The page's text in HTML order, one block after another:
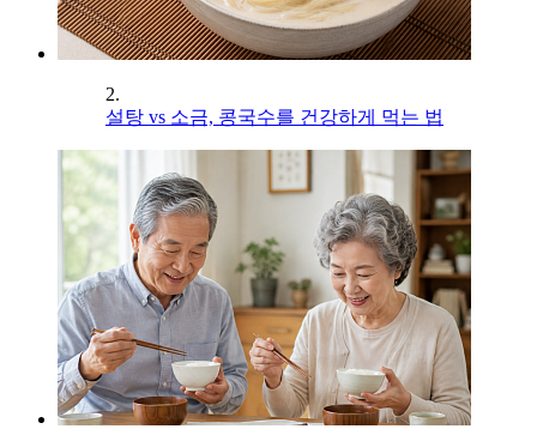
2.
설탕 vs 소금, 콩국수를 건강하게 먹는 법